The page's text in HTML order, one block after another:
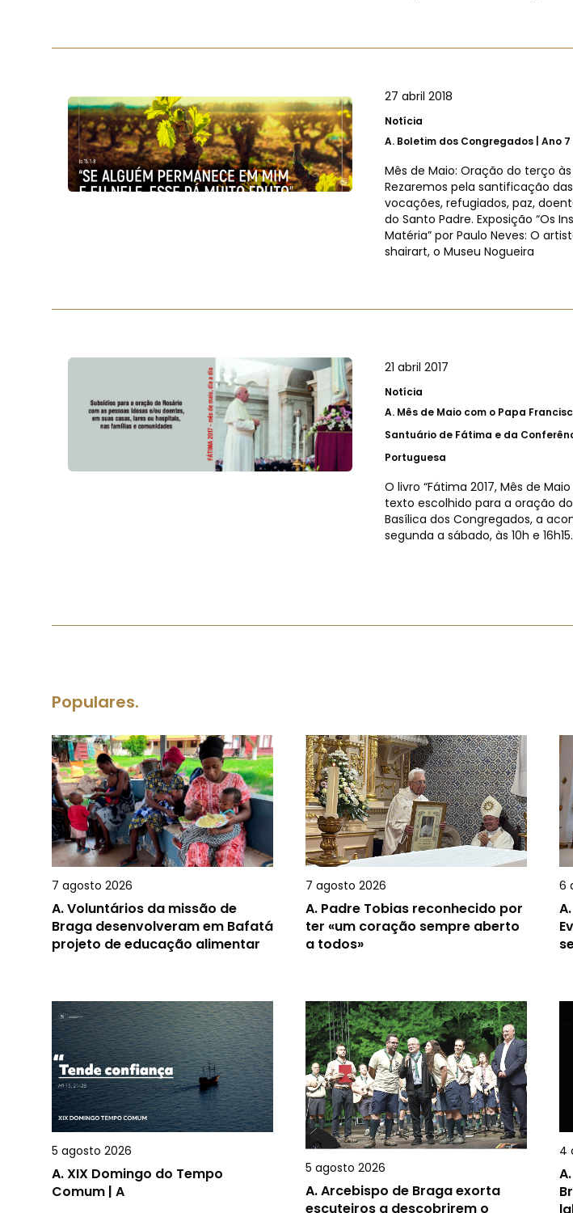
27 abril 2018
Notícia
A. Boletim dos Congregados | Ano 7
Mês de Maio: Oração do terço às
Rezaremos pela santificação
vocações, refugiados, paz,
do Santo Padre. Exposição “Os
Matéria” por Paulo Neves: O
shairart, o Museu Nogueira
21 abril 2017
Notícia
A. Mês de Maio com o Papa
Santuário de Fátima e da
Portuguesa
O livro “Fátima 2017, Mês de
texto escolhido para a oração
Basílica dos Congregados, a
segunda a sábado, às 10h e 16h15.
Populares.
7 agosto 2026
A.Voluntários da missão de
Braga desenvolveram em Bafatá
projeto de educação alimentar
7 agosto 2026
A. Padre Tobias reconhecido por
ter «um coração sempre aberto
a todos»
6
A.
5 agosto 2026
A.XIX Domingo do Tempo
Comum | A
5 agosto 2026
A.Arcebispo de Braga exorta
escuteiros a descobrirem o
4
A.